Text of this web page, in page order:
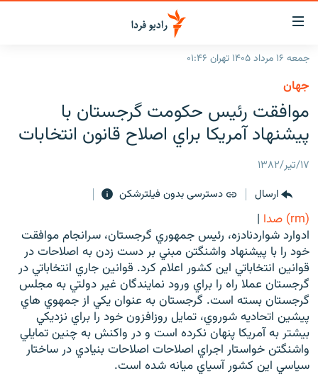
لینک‌های
قابلیت
دسترسی
بازگشت
منوی
اصلی
رفتن
صفحه
جستجو
ایران
جهان
رادیو
برنامه‌های رادیویی
فرکانس‌ها
پادکست
چندرسانه‌ای
گزارش‌های تصویری
گزارش‌های ویدئویی
زنان فردا
English
به ما بپیوندید
جمعه ۱۶ مرداد ۱۴۰۵ تهران ۰۱:۴۶
جهان
موافقت رئيس حكومت گرجستان با
پيشنهاد آمريكا براي اصلاح قانون انتخابات
۱۷/تیر/۱۳۸۲
ارسال
دسترسی بدون فیلترشکن
(rm) صدا
|
ادوارد شواردنادزه، رئيس جمهوري گرجستان، سرانجام موافقت
خود را با پيشنهاد واشنگتن مبني بر دست زدن به اصلاحات در
قوانين انتخاباتي اين کشور اعلام کرد. قوانين جاري انتخاباتي در
گرجستان عملا راه را براي ورود نمايندگان غير دولتي به مجلس
گرجستان بسته است. گرجستان به عنوان يکي از جمهوي هاي
پيشين اتحاديه شوروي، تمايل روزافزون خود را براي نزديکي
بيشتر به آمريکا پنهان نکرده است و در واکنش به چنين تمايلي
واشنگتن خواستار اجراي اصلاحات اصلاحات بنيادي در ساختار
سياسي اين کشور آسياي ميانه شده است.